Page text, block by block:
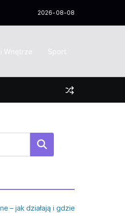
2026-08-08
Wnętrze Sport
Szukaj
– jak działają i gdzie